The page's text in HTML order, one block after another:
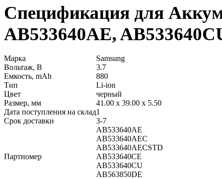
Спецификация для
AB533640AE,
Марка
Samsung
Вольтаж, В
3.7
Емкость, mAh
880
Тип
Li-ion
Цвет
черный
Размер, мм
41.00 x 39.00 x 5.50
Дата поступления на склад1
Срок доставки
3-7
Партномер
AB533640AE
AB533640AEC
AB533640AECSTD
AB533640CE
AB533640CU
AB563850DE